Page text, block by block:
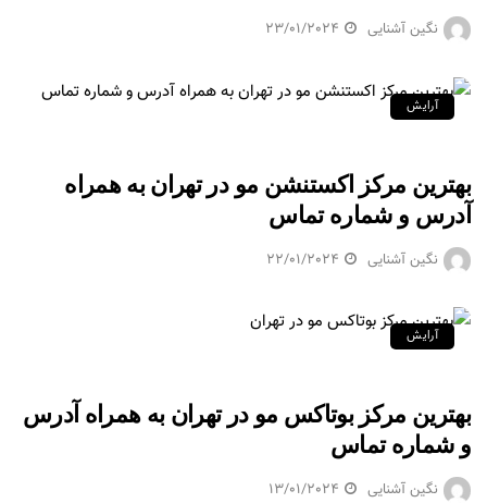
نگین آشنایی 23/01/2024
آرایش
بهترین مرکز اکستنشن مو در تهران به همراه
آدرس و شماره تماس
نگین آشنایی 22/01/2024
آرایش
بهترین مرکز بوتاکس مو در تهران به همراه آدرس
و شماره تماس
نگین آشنایی 13/01/2024